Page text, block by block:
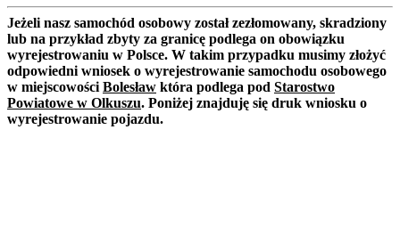
Jeżeli nasz samochód osobowy został zezłomowany, skradziony
lub na przykład zbyty za granicę podlega on obowiązku
wyrejestrowaniu w Polsce. W takim przypadku musimy złożyć
odpowiedni wniosek o wyrejestrowanie samochodu osobowego
w miejscowości Bolesław która podlega pod Starostwo
Powiatowe w Olkuszu. Poniżej znajduję się druk wniosku o
wyrejestrowanie pojazdu.